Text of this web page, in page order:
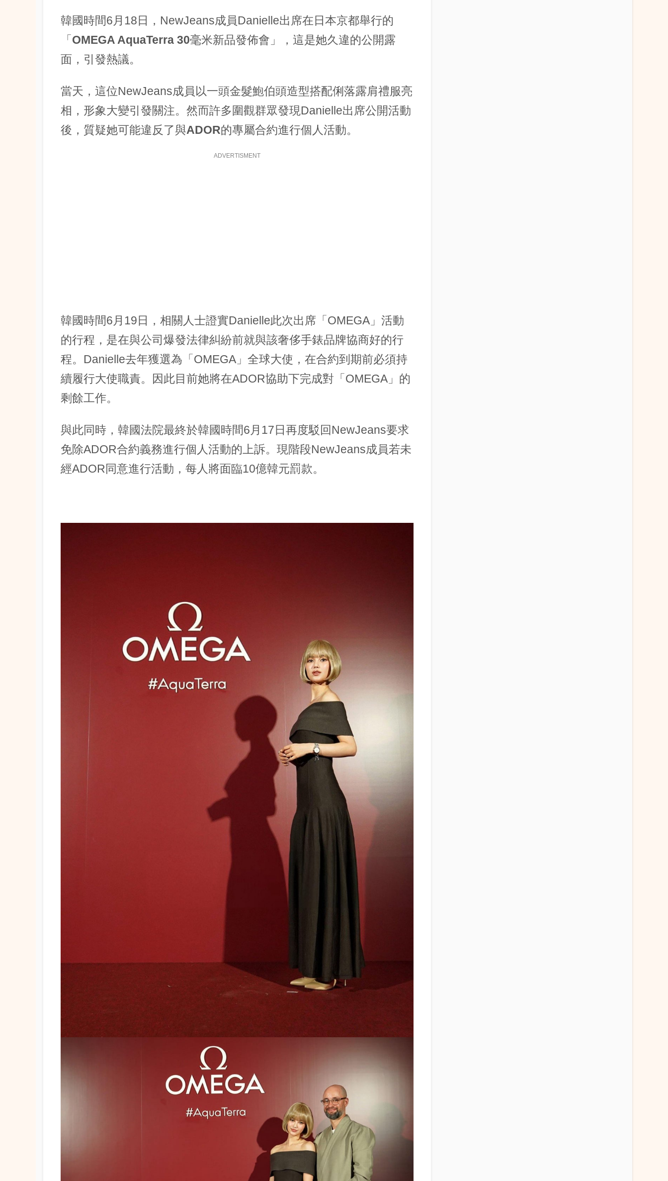
韓國時間6月18日，NewJeans成員Danielle出席在日本京都舉行的
「 OMEGA AquaTerra 30毫米新品發佈會 」，這是她久違的公開露
面，引發熱議。
當天，這位NewJeans成員以一頭金髮鮑伯頭造型搭配俐落露肩禮服亮
相，形象大變引發關注。然而許多圍觀群眾發現Danielle出席公開活動
後，質疑她可能違反了與ADOR的專屬合約進行個人活動。
ADVERTISMENT
韓國時間6月19日，相關人士證實Danielle此次出席「OMEGA」活動
的行程，是在與公司爆發法律糾紛前就與該奢侈手錶品牌協商好的行
程。Danielle去年獲選為「OMEGA」全球大使，在合約到期前必須持
續履行大使職責。因此目前她將在ADOR協助下完成對「OMEGA」的
剩餘工作。
與此同時，韓國法院最終於韓國時間6月17日再度駁回NewJeans要求
免除ADOR合約義務進行個人活動的上訴。現階段NewJeans成員若未
經ADOR同意進行活動，每人將面臨10億韓元罰款。